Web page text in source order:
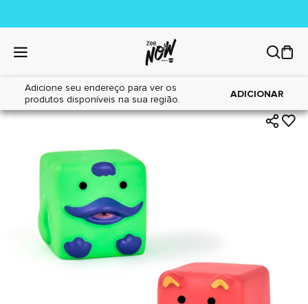
Adicione seu endereço para ver os
produtos disponíveis na sua região.
ADICIONAR
Home|Cães|Brinquedos